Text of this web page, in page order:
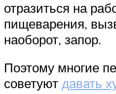
отразиться на
пищеварения,
наоборот, запор.
Поэтому многие
советуют давать